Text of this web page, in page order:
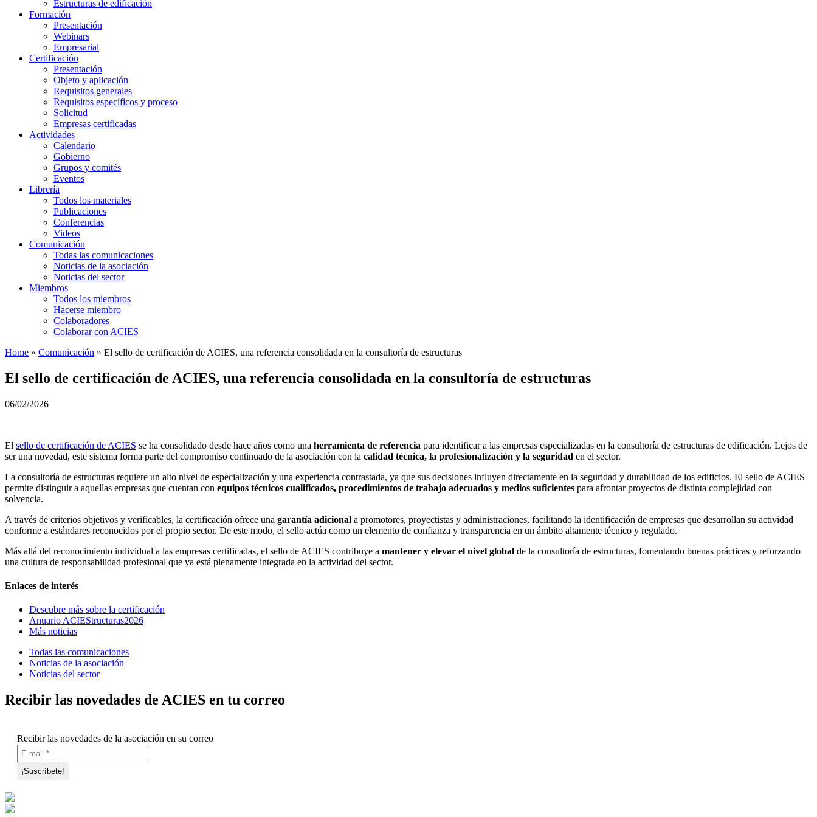
Estructuras de edificación
Formación
Presentación
Webinars
Empresarial
Certificación
Presentación
Objeto y aplicación
Requisitos generales
Requisitos específicos y proceso
Solicitud
Empresas certificadas
Actividades
Calendario
Gobierno
Grupos y comités
Eventos
Librería
Todos los materiales
Publicaciones
Conferencias
Videos
Comunicación
Todas las comunicaciones
Noticias de la asociación
Noticias del sector
Miembros
Todos los miembros
Hacerse miembro
Colaboradores
Colaborar con ACIES
Home » Comunicación » El sello de certificación de ACIES, una referencia consolidada en la consultoría de estructuras
El sello de certificación de ACIES, una referencia consolidada en la consultoría de estructuras
06/02/2026
El sello de certificación de ACIES se ha consolidado desde hace años como una herramienta de referencia para identificar a las empresas especializadas en la consultoría de estructuras de edificación. Lejos de
ser una novedad, este sistema forma parte del compromiso continuado de la asociación con la calidad técnica, la profesionalización y la seguridad en el sector.
La consultoría de estructuras requiere un alto nivel de especialización y una experiencia contrastada, ya que sus decisiones influyen directamente en la seguridad y durabilidad de los edificios. El sello de ACIES
permite distinguir a aquellas empresas que cuentan con equipos técnicos cualificados, procedimientos de trabajo adecuados y medios suficientes para afrontar proyectos de distinta complejidad con
solvencia.
A través de criterios objetivos y verificables, la certificación ofrece una garantía adicional a promotores, proyectistas y administraciones, facilitando la identificación de empresas que desarrollan su actividad
conforme a estándares reconocidos por el propio sector. De este modo, el sello actúa como un elemento de confianza y transparencia en un ámbito altamente técnico y regulado.
Más allá del reconocimiento individual a las empresas certificadas, el sello de ACIES contribuye a mantener y elevar el nivel global de la consultoría de estructuras, fomentando buenas prácticas y reforzando
una cultura de responsabilidad profesional que ya está plenamente integrada en la actividad del sector.
Enlaces de interés
Descubre más sobre la certificación
Anuario ACIEStructuras2026
Más noticias
Todas las comunicaciones
Noticias de la asociación
Noticias del sector
Recibir las novedades de ACIES en tu correo
Recibir las novedades de la asociación en su correo